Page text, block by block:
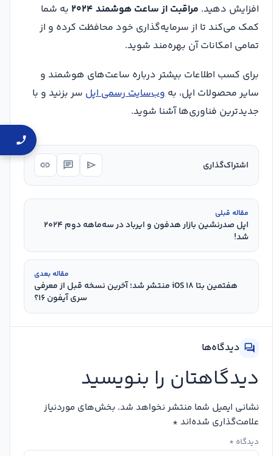
افزایش دهید. مراقبت از ساعت هوشمند ۲۰۲۴
به شما
کمک می‌کند تا از سرمایه‌گذاری خود محافظت کرده و از
تمامی امکانات آن بهره‌مند شوید.
برای کسب اطلاعات بیشتر درباره ساعت‌های هوشمند و
سایر محصولات اپل، بهوب‌سایت رسمی اپل سر بزنید و با
جدیدترین فناوری‌ها آشنا شوید.
اشتراک‌گذاری send
chat
link
مقاله قبلی
اپل صدرنشین بازار هدفون و ایرباد در سه‌ماهه دوم ۲۰۲۴
شد!
مقاله بعدی
هفتمین بتا iOS ۱۸ منتشر شد؛ آخرین نسخه قبل از معرفی
سری آیفون ۱۶؟
forum دیدگاه‌ها
دیدگاهتان را بنویسید
نشانی ایمیل شما منتشر نخواهد شد. بخش‌های موردنیاز
علامت‌گذاری شده‌اند *
دیدگاه *